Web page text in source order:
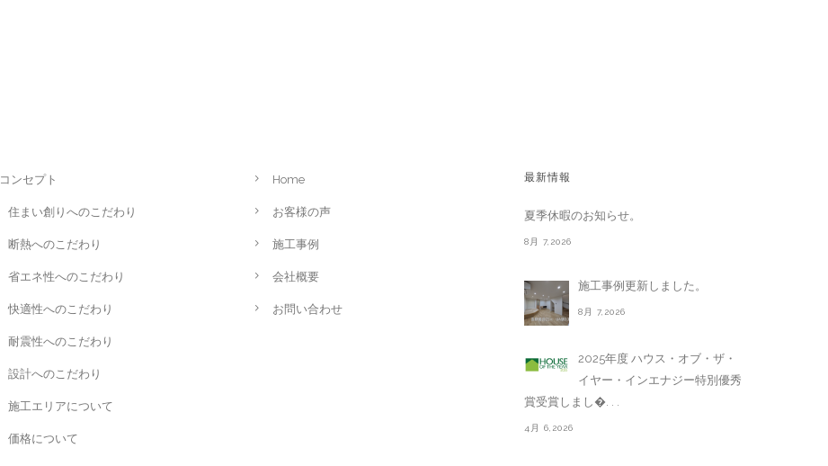
コンセプト
住まい創りへのこだわり
断熱へのこだわり
省エネ性へのこだわり
快適性へのこだわり
耐震性へのこだわり
設計へのこだわり
施工エリアについて
価格について
Home
お客様の声
施工事例
会社概要
お問い合わせ
最新情報
夏季休暇のお知らせ。
8月 7,2026
施工事例更新しました。
8月 7,2026
2025年度 ハウス・オブ・ザ・
イヤー・インエナジー特別優秀
賞受賞しまし�. . .
4月 6,2026